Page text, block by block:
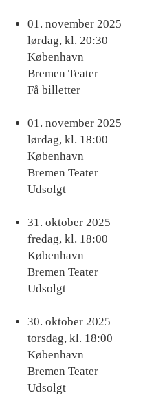
Køb
billet
01. november 2025
lørdag, kl. 20:30
København
Bremen Teater
Få billetter
Køb
billet
01. november 2025
lørdag, kl. 18:00
København
Bremen Teater
Udsolgt
Køb
billet
31. oktober 2025
fredag, kl. 18:00
København
Bremen Teater
Udsolgt
Køb
billet
30. oktober 2025
torsdag, kl. 18:00
København
Bremen Teater
Udsolgt